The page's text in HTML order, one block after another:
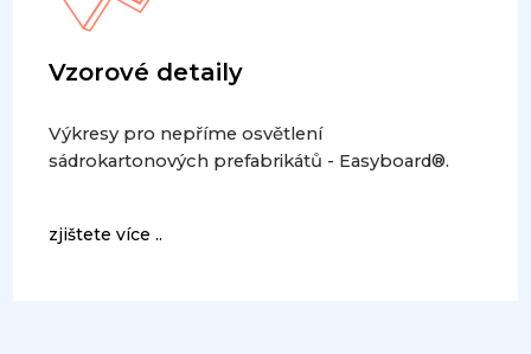
Vzorové detaily
Výkresy pro nepříme osvětlení
sádrokartonových prefabrikátů - Easyboard®.
zjištete více ..